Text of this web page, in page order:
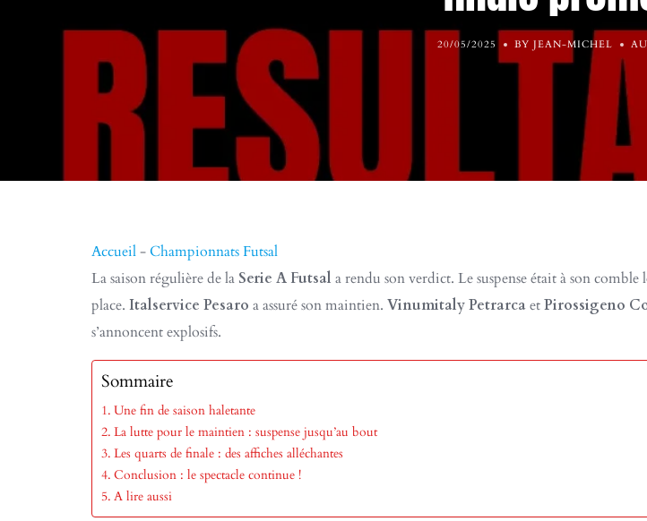
20/05/2025 BY JEAN-MICHEL
Accueil-Championnats Futsal
La saison régulière de la Serie A Futsal a rendu son verdict. Le suspense était à son
place. Italservice Pesaro a assuré son maintien. Vinumitaly PetrarcaetPirossigeno
s’annoncent explosifs.
Sommaire
Une fin de saison haletante
La lutte pour le maintien : suspense jusqu’au bout
Les quarts de finale : des affiches alléchantes
Conclusion : le spectacle continue !
A lire aussi